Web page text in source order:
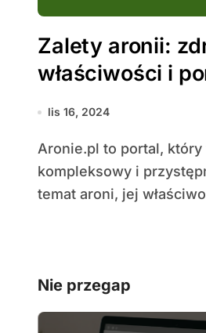
Zalety aronii:
właściwości i
dotyczące
lis 16, 2024
Aronie.pl to portal, który w sposób
kompleksowy i
temat aroni, jej
Nie przegap